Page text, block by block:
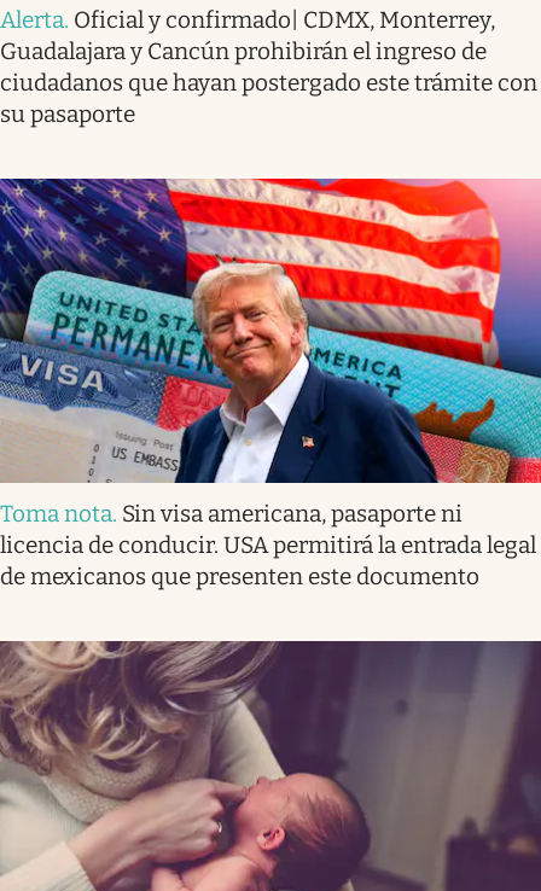
Alerta. Oficial y confirmado| CDMX, Monterrey,
Guadalajara y Cancún prohibirán el ingreso de
ciudadanos que hayan postergado este trámite con
su pasaporte
Toma nota. Sin visa americana, pasaporte ni
licencia de conducir. USA permitirá la entrada legal
de mexicanos que presenten este documento